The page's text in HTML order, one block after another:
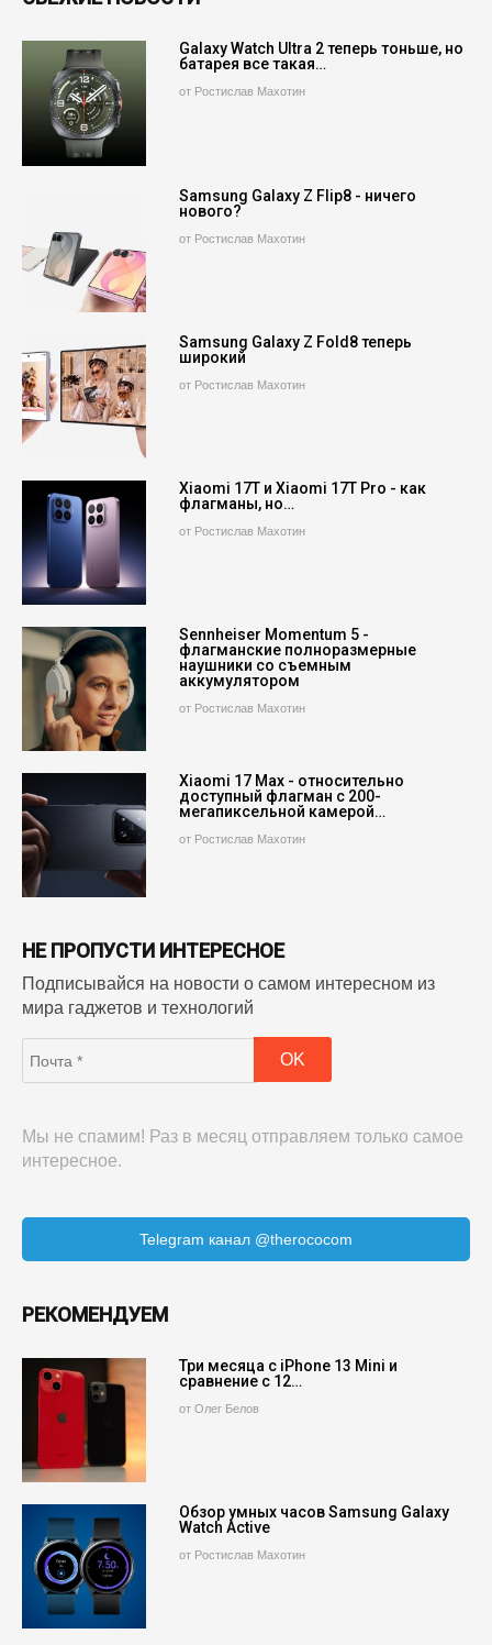
Galaxy Watch Ultra 2 теперь тоньше, но
батарея все такая…
от Ростислав Махотин
Samsung Galaxy Z Flip8 - ничего
нового?
от Ростислав Махотин
Samsung Galaxy Z Fold8 теперь
широкий
от Ростислав Махотин
Xiaomi 17T и Xiaomi 17T Pro - как
флагманы, но…
от Ростислав Махотин
Sennheiser Momentum 5 -
флагманские полноразмерные
наушники со съемным
аккумулятором
от Ростислав Махотин
Xiaomi 17 Max - относительно
доступный флагман с 200-
мегапиксельной камерой…
от Ростислав Махотин
НЕ ПРОПУСТИ ИНТЕРЕСНОЕ
Подписывайся на новости о самом интересном из
мира гаджетов и технологий
Мы не спамим! Раз в месяц отправляем только самое
интересное.
Telegram канал @therococom
РЕКОМЕНДУЕМ
Три месяца с iPhone 13 Mini и
сравнение с 12…
от Олег Белов
Обзор умных часов Samsung Galaxy
Watch Active
от Ростислав Махотин